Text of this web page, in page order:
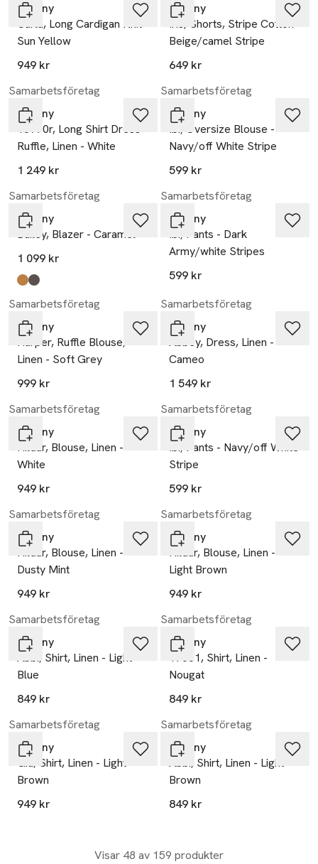
Tiffany
Carla, Long Cardigan Knit -
Sun Yellow
949 kr
Tiffany
Iris, Shorts, Stripe Cotton -
Beige/camel Stripe
649 kr
Samarbetsföretag
Tiffany
18970r, Long Shirt Dress
Ruffle, Linen - White
1 249 kr
Samarbetsföretag
Tiffany
Ibi, Oversize Blouse -
Navy/off White Stripe
599 kr
Samarbetsföretag
Tiffany
Bailey, Blazer - Caramel
1 099 kr
Produkten finns i färgerna:
caramel
dark grey
Samarbetsföretag
Tiffany
Ibi, Pants - Dark
Army/white Stripes
599 kr
Samarbetsföretag
Tiffany
Harper, Ruffle Blouse,
Linen - Soft Grey
999 kr
Samarbetsföretag
Tiffany
Abbey, Dress, Linen -
Cameo
1 549 kr
Samarbetsföretag
Tiffany
Hildur, Blouse, Linen -
White
949 kr
Samarbetsföretag
Tiffany
Ibi, Pants - Navy/off White
Stripe
599 kr
Samarbetsföretag
Tiffany
Hildur, Blouse, Linen -
Dusty Mint
949 kr
Samarbetsföretag
Tiffany
Hildur, Blouse, Linen -
Light Brown
949 kr
Samarbetsföretag
Tiffany
Abbi, Shirt, Linen - Light
Blue
849 kr
Samarbetsföretag
Tiffany
17661, Shirt, Linen -
Nougat
849 kr
Samarbetsföretag
Tiffany
Gia, Shirt, Linen - Light
Brown
949 kr
Samarbetsföretag
Tiffany
Abbi, Shirt, Linen - Light
Brown
849 kr
Visar 48 av 159 produkter